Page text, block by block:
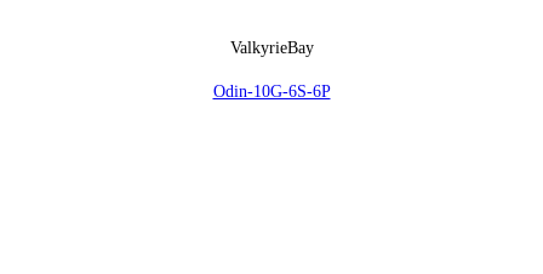
ValkyrieBay
Odin-10G-6S-6P